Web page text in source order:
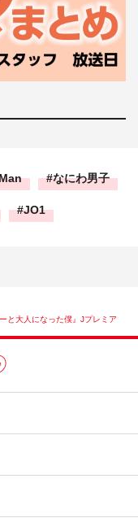
なにわ男子
JO1
と大人になった僕』Jプレミア